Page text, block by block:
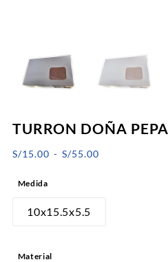
TURRON DOÑA PEPA
S/15.00 - S/55.00Rango
Medida
10x15.5x5.5
Material